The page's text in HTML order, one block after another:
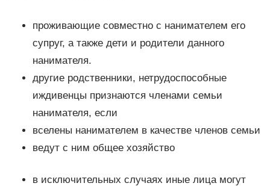
проживающие совместно с нанимателем его
супруг, а также дети и родители данного
нанимателя.
другие родственники, нетрудоспособные
иждивенцы признаются членами семьи
нанимателя, если
вселены нанимателем в качестве членов семьи
ведут с ним общее хозяйство
в исключительных случаях иные лица могут